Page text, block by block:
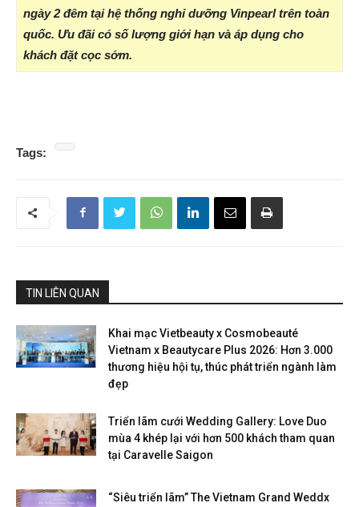
ngày 2 đêm tại hệ thống nghỉ dưỡng Vinpearl trên toàn
quốc. Ưu đãi có số lượng giới hạn và áp dụng cho
khách đặt cọc sớm.
Tags:
TIN LIÊN QUAN
Khai mạc Vietbeauty x Cosmobeauté
Vietnam x Beautycare Plus 2026: Hơn 3.000
thương hiệu hội tụ, thúc phát triển ngành làm
đẹp
Triển lãm cưới Wedding Gallery: Love Duo
mùa 4 khép lại với hơn 500 khách tham quan
tại Caravelle Saigon
“Siêu triển lãm” The Vietnam Grand Weddx